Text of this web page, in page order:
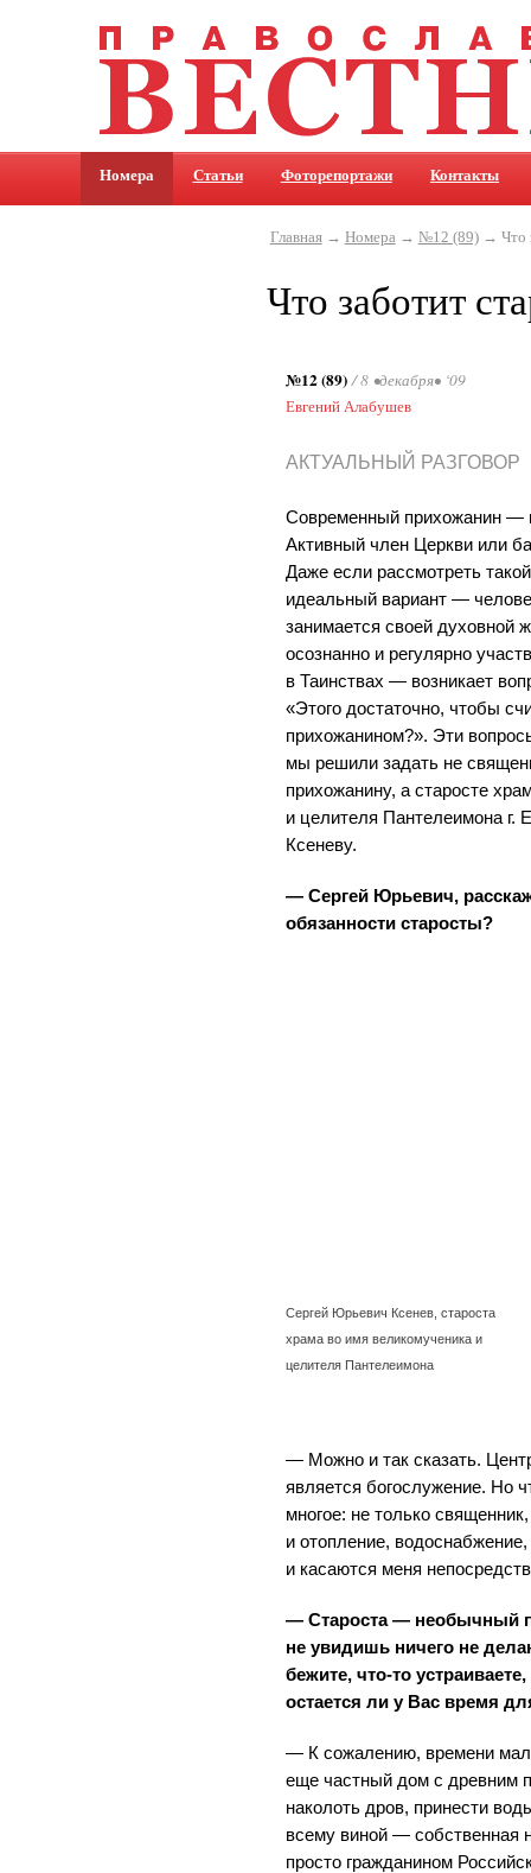
Номера Статьи Фоторепортажи Контакты
Главная→ Номера → №12 (89)→ Что
Что заботит
№12 (89) / 8 •декабря• ‘09
Евгений Алабушев
АКТУАЛЬНЫЙ РАЗГОВОР
Современный прихожанин —
Активный член Церкви или
Даже если рассмотреть
идеальный вариант —
занимается своей духовной
осознанно и регулярно
в Таинствах — возникает
«Этого достаточно, чтобы
прихожанином?». Эти
мы решили задать не
прихожанину, а старосте
и целителя Пантелеимона г.
Ксеневу.
— Сергей Юрьевич,
обязанности старосты?
Сергей Юрьевич Ксенев, староста
храма во имя великомученика и
целителя Пантелеимона
— Можно и так сказать.
является богослужение. Но
многое: не только
и отопление,
и касаются меня
— Староста — необычный
не увидишь ничего не
бежите, что-то
остается ли у Вас время
— К сожалению, времени
еще частный дом с древним
наколоть дров, принести
всему виной — собственная
просто гражданином